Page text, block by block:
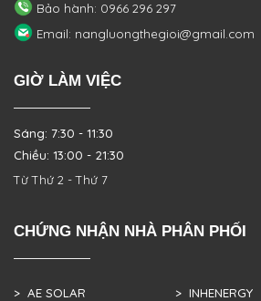
Bảo hành: 0966 296 297
Email: nangluongthegioi@gmail.com
GIỜ LÀM VIỆC
Sáng: 7:30 - 11:30
Chiều: 13:00 - 21:30
Từ Thứ 2 - Thứ 7
CHỨNG NHẬN NHÀ PHÂN PHỐI
> AE SOLAR
> INHENERGY